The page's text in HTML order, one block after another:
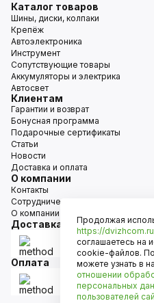
Каталог товаров
Шины, диски, колпаки
Крепёж
Автоэлектроника
Инструмент
Сопутствующие товары
Аккумуляторы и электрика
Автосвет
Клиентам
Гарантии и возврат
Бонусная программа
Подарочные сертификаты
Статьи
Новости
Доставка и оплата
О компании
Контакты
Сотрудничество
О компании
Доставка
Оплата
Продолжая
https://
соглашаетесь на
cookie-файлов.
можете узнать в
отношении
персональных
пользователей